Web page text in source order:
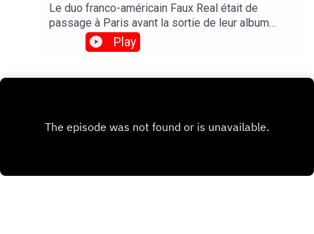
Le duo franco-américain Faux Real était de
passage à Paris avant la sortie de leur album
"Poison Time" le 4 septembre. On en a profité
pour les inviter pour un DJ set exclusif avant de
Palladium.
Play